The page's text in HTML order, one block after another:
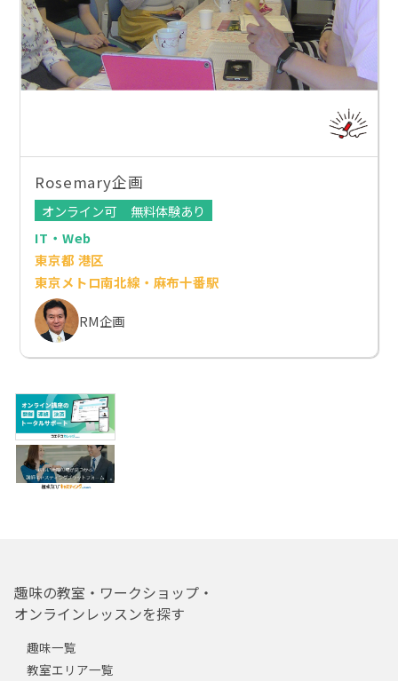
Rosemary企画
オンライン可
無料体験あり
IT・Web
東京都 港区
東京メトロ南北線・麻布十番駅
RM企画
趣味の教室・ワークショップ・
オンラインレッスンを探す
趣味一覧
教室エリア一覧